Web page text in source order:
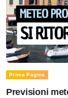
Prima Pagina
Previsioni